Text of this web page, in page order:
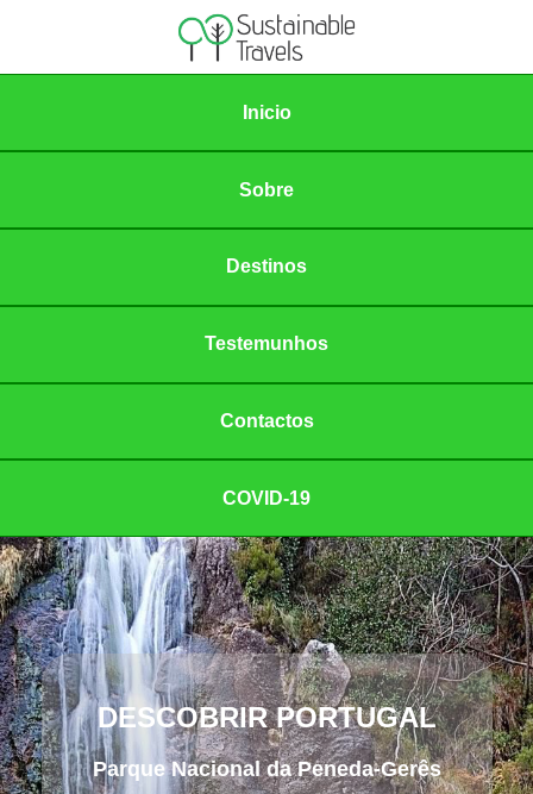
Inicio
Sobre
Destinos
Testemunhos
Contactos
COVID-19
DESCOBRIR PORTUGAL
Parque Nacional da Peneda-Gerês